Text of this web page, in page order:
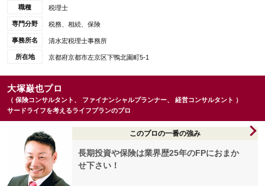
職種 税理士
専門分野 税務、相続、保険
事務所名 清水宏税理士事務所
所在地 京都府京都市左京区下鴨北園町5-1
大塚巌也プロ
（ 保険コンサルタント、 ファイナンシャルプランナー、 経営コンサルタント ）
サードライフを考えるライフプランのプロ
このプロの一番の強み
長期投資や保険は業界歴25年のFPにおまか
せ下さい！